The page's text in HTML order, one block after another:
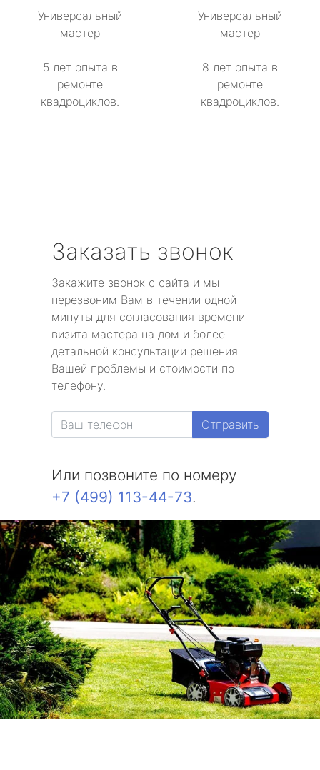
Универсальный
мастер
5 лет опыта в
ремонте
квадроциклов.
Универсальный
мастер
8 лет опыта в
ремонте
квадроциклов.
Заказать звонок
Закажите звонок с сайта и мы
перезвоним Вам в течении одной
минуты для согласования времени
визита мастера на дом и более
детальной консультации решения
Вашей проблемы и стоимости по
телефону.
Отправить
Или позвоните по номеру
+7 (499) 113-44-73.